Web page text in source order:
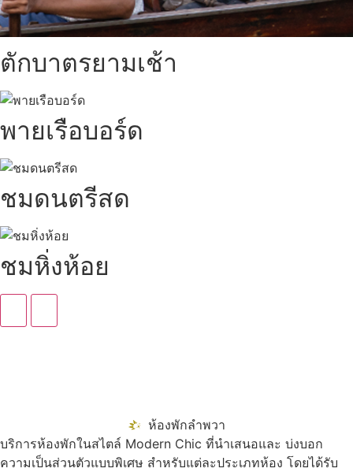
ตักบาตรยามเช้า
พายเรือบอร์ด
ชมดนตรีสด
ชมหิ่งห้อย
ห้องพักลำพวา
บริการห้องพักในสไตล์ Modern Chic ที่นำเสนอและ บ่งบอก
ความเป็นส่วนตัวแบบพิเศษ สำหรับแต่ละประเภทห้อง โดยได้รับ